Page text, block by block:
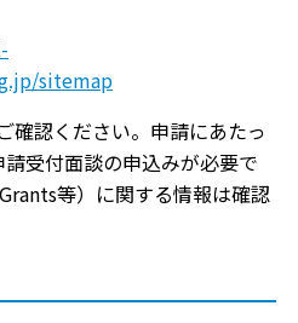
sitemap
確認ください。申請にあたっ
受付面談の申込みが必要で
等）に関する情報は確認